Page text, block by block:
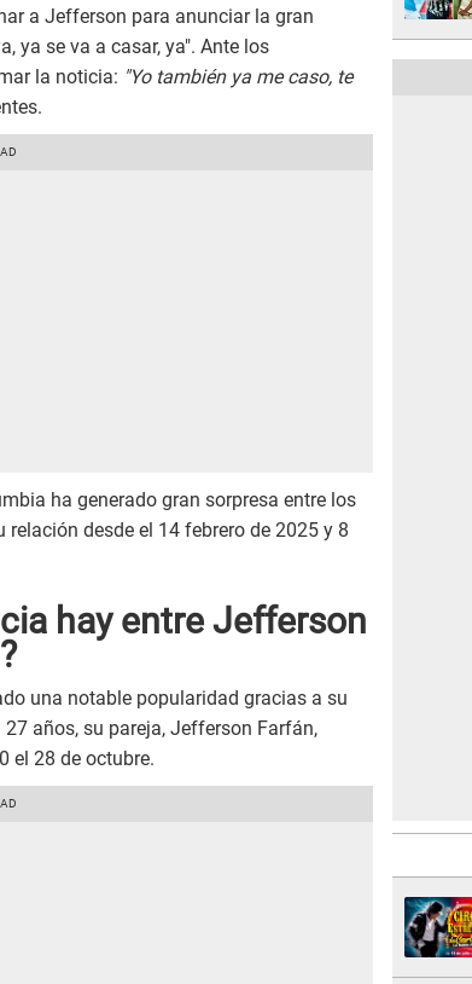
a Jefferson para anunciar la gran
ya se va a casar, ya". Ante los
la noticia: "Yo también ya me caso, te
ha generado gran sorpresa entre los
desde el 14 febrero de 2025 y 8
hay entre Jefferson
una notable popularidad gracias a su
años, su pareja, Jefferson Farfán,
el 28 de octubre.